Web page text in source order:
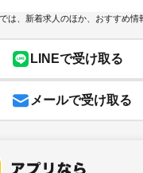
は、新着求人のほか、おすすめ情
LINEで受け取る
メールで受け取る